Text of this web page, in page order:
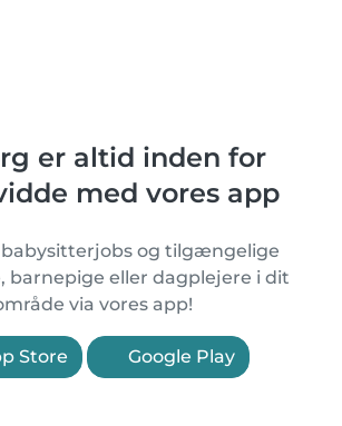
er altid inden for
med vores app
og tilgængelige
barnepige eller dagplejere i dit
via vores app!
Store Google Play